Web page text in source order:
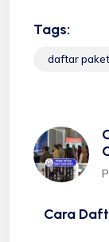
Tags:
daftar
Cara